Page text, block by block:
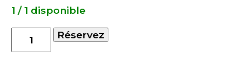
1 / 1 disponible
quantité
Réservez